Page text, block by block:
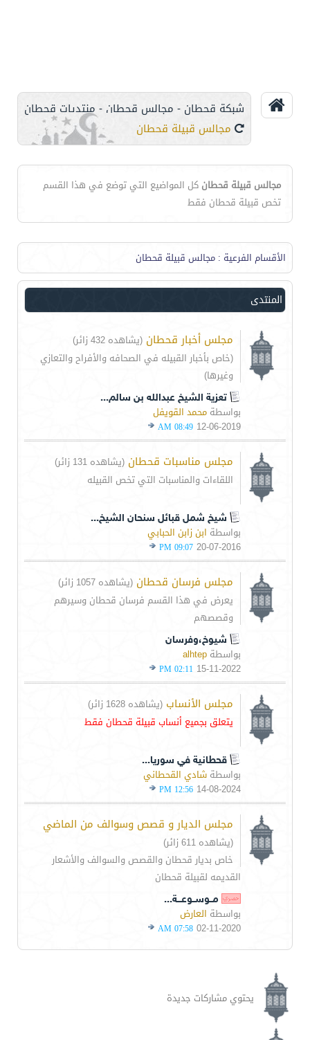
شبكة قحطان - مجالس قحطان - منتديات قحطان
مجالس قبيلة قحطان
مجالس قبيلة قحطان كل المواضيع التي توضع في هذا القسم
تخص قبيلة قحطان فقط
الأقسام الفرعية : مجالس قبيلة قحطان
المنتدى
مجلس أخبار قحطان (يشاهده 432 زائر)
(خاص بأخبار القبيله في الصحافه والأفراح والتعازي
وغيرها)
تعزية الشيخ عبدالله بن سالم...
بواسطة محمد القويفل
12-06-2019
08:49 AM
مجلس مناسبات قحطان (يشاهده 131 زائر)
اللقاءات والمناسبات التي تخص القبيله
شيخ شمل قبائل سنحان الشيخ...
بواسطة ابن زابن الحبابي
20-07-2016
09:07 PM
مجلس فرسان قحطان (يشاهده 1057 زائر)
يعرض في هذا القسم فرسان قحطان وسيرهم
وقصصهم
شيوخ،وفرسان
بواسطة alhtep
15-11-2022
02:11 PM
مجلس الأنساب (يشاهده 1628 زائر)
يتعلق بجميع أنساب قبيلة قحطان فقط
قحطانية في سوريا...
بواسطة شادي القحطاني
14-08-2024
12:56 PM
مجلس الديار و قصص وسوالف من الماضي
(يشاهده 611 زائر)
خاص بديار قحطان والقصص والسوالف والأشعار
القديمه لقبيلة قحطان
مــوســوعـــة...
بواسطة العارض
02-11-2020
07:58 AM
يحتوي مشاركات جديدة